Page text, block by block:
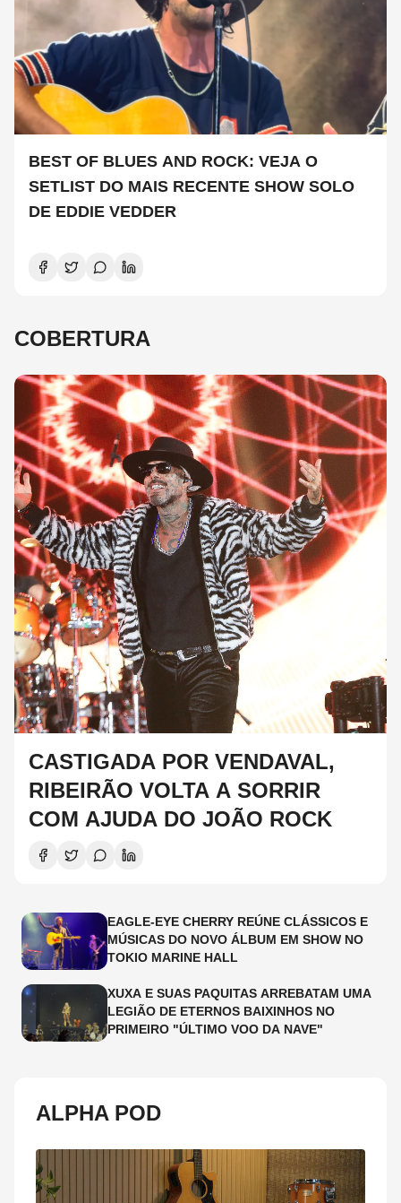
BEST OF BLUES AND ROCK: VEJA O
SETLIST DO MAIS RECENTE SHOW SOLO
DE EDDIE VEDDER
COBERTURA
CASTIGADA POR VENDAVAL,
RIBEIRÃO VOLTA A SORRIR
COM AJUDA DO JOÃO ROCK
EAGLE-EYE CHERRY REÚNE CLÁSSICOS E
MÚSICAS DO NOVO ÁLBUM EM SHOW NO
TOKIO MARINE HALL
XUXA E SUAS PAQUITAS ARREBATAM UMA
LEGIÃO DE ETERNOS BAIXINHOS NO
PRIMEIRO "ÚLTIMO VOO DA NAVE"
ALPHA POD